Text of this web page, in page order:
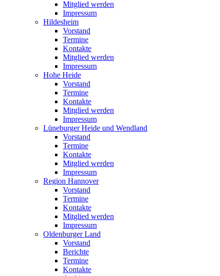
Mitglied werden
Impressum
Hildesheim
Vorstand
Termine
Kontakte
Mitglied werden
Impressum
Hohe Heide
Vorstand
Termine
Kontakte
Mitglied werden
Impressum
Lüneburger Heide und Wendland
Vorstand
Termine
Kontakte
Mitglied werden
Impressum
Region Hannover
Vorstand
Termine
Kontakte
Mitglied werden
Impressum
Oldenburger Land
Vorstand
Berichte
Termine
Kontakte